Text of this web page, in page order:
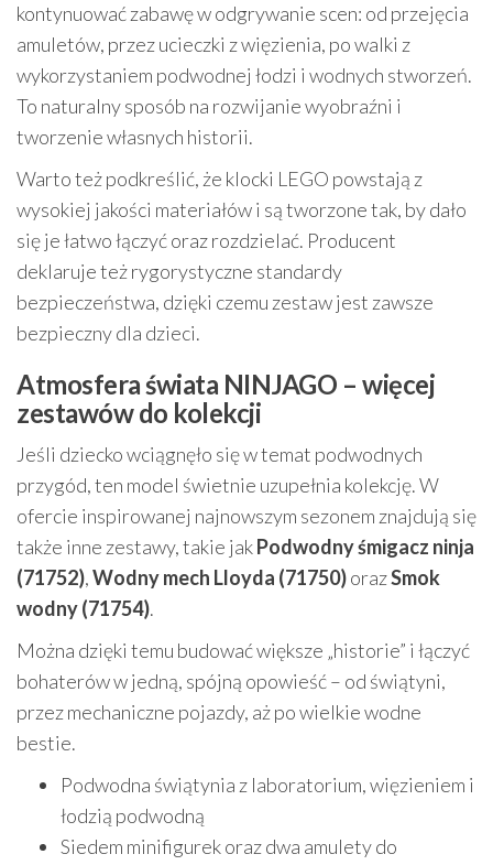
kontynuować zabawę w odgrywanie scen: od przejęcia
amuletów, przez ucieczki z więzienia, po walki z
wykorzystaniem podwodnej łodzi i wodnych stworzeń.
To naturalny sposób na rozwijanie wyobraźni i
tworzenie własnych historii.
Warto też podkreślić, że klocki LEGO powstają z
wysokiej jakości materiałów i są tworzone tak, by dało
się je łatwo łączyć oraz rozdzielać. Producent
deklaruje też rygorystyczne standardy
bezpieczeństwa, dzięki czemu zestaw jest zawsze
bezpieczny dla dzieci.
Atmosfera świata NINJAGO – więcej
zestawów do kolekcji
Jeśli dziecko wciągnęło się w temat podwodnych
przygód, ten model świetnie uzupełnia kolekcję. W
ofercie inspirowanej najnowszym sezonem znajdują się
także inne zestawy, takie jakPodwodny śmigacz ninja
(71752),Wodny mech Lloyda (71750)orazSmok
wodny (71754).
Można dzięki temu budować większe „historie” i łączyć
bohaterów w jedną, spójną opowieść – od świątyni,
przez mechaniczne pojazdy, aż po wielkie wodne
bestie.
Podwodna świątynia z laboratorium, więzieniem i
łodzią podwodną
Siedem minifigurek oraz dwa amulety do